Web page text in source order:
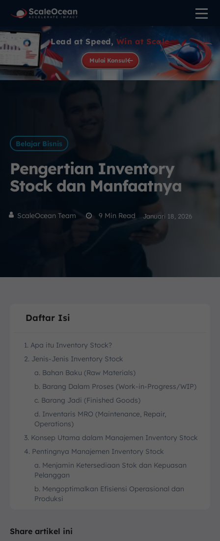
Lead at Speed, Win at Scale
Mulai Konsul
Belajar Bisnis
Pengertian Inventory
Stock dan Manfaatnya
ScaleOcean Team 9 Min Read Januari 18, 2026
Daftar Isi
1. Apa itu Inventory Stock?
2. Jenis-Jenis Inventory Stock
a. Bahan Baku (Raw Materials)
b. Barang Dalam Proses (Work-in-Progress/WIP)
c. Barang Jadi (Finished Goods)
d. Inventaris MRO (Maintenance, Repair,
Operations)
3. Konsep Utama dalam Manajemen Inventory Stock
4. Pentingnya Manajemen Inventory Stock
a. Menjamin Ketersediaan Stok dan Kepuasan
Pelanggan
b. Mengoptimalkan Efisiensi Operasional dan
Produksi
5. Peran Inventory Stock dalam Proses Stock
Share artikel ini